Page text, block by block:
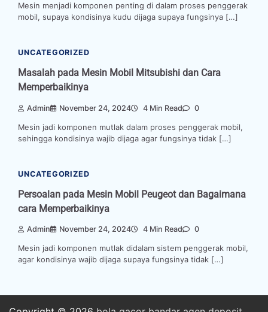
Mesin menjadi komponen penting di dalam proses penggerak
mobil, supaya kondisinya kudu dijaga supaya fungsinya […]
UNCATEGORIZED
Masalah pada Mesin Mobil Mitsubishi dan Cara
Memperbaikinya
Admin November 24, 2024 4 Min Read 0
Mesin jadi komponen mutlak dalam proses penggerak mobil,
sehingga kondisinya wajib dijaga agar fungsinya tidak […]
UNCATEGORIZED
Persoalan pada Mesin Mobil Peugeot dan Bagaimana
cara Memperbaikinya
Admin November 24, 2024 4 Min Read 0
Mesin jadi komponen mutlak didalam sistem penggerak mobil,
agar kondisinya wajib dijaga supaya fungsinya tidak […]